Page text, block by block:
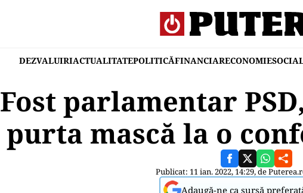
DEZVALUIRIACTUALITATEPOLITICĂFINANCIARECONOMIE
Fost parlamentar
purta mască la o
Publicat: 11 ian. 2022, 14:29, de
Adaugă-ne ca sursă